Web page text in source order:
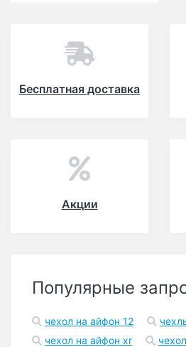
Бесплатная доставка
Акции
Популярные
чехол на айфон 12
чехол на айфон xr